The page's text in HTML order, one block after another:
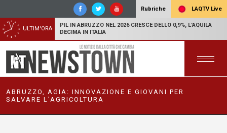
Rubriche LAQTV Live
ULTIM'ORA
PIL IN ABRUZZO NEL 2026 CRESCE DELLO 0,9%, L'AQUILA
DECIMA IN ITALIA
ABRUZZO, AGIA: INNOVAZIONE E GIOVANI PER
SALVARE L’AGRICOLTURA